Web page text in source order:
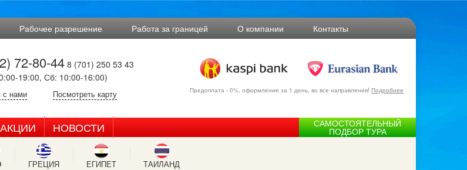
Рабочее разрешение Работа за границей О компании Контакты
72-80-44 8 (701) 250 53 43
19:00, Сб: 10:00-16:00)
с нами Посмотреть карту Предоплата - 0%, оформление за 1 день, во все направления! Подробнее
АКЦИИ НОВОСТИ САМОСТОЯТЕЛЬНЫЙ
ПОДБОР ТУРА
ГРЕЦИЯ ЕГИПЕТ ТАИЛАНД